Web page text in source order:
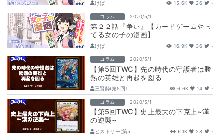
けぱ 15.6K 26 -
コラム 2020/5/1
第２２話『争い』【カードゲームやっ
てる女の子の漫画】
けぱ 16.9K 36 -
コラム 2020/5/1
【第5回TWC】先の時代の守護者は勝
熱の英雄と再起を図る
三賢酔(第5回T... 6.6K 14 -
コラム 2020/5/1
【第5回TWC】史上最大の下克上~漢
の逆襲~
ヒストリー(第5... 6.1K 28 -